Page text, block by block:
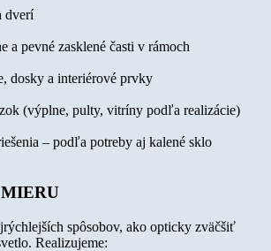
dverí
a pevné zasklené časti v rámoch
dosky a interiérové prvky
(výplne, pulty, vitríny podľa realizácie)
– podľa potreby aj kalené sklo
spôsobov, ako opticky zväčšiť
Realizujeme: